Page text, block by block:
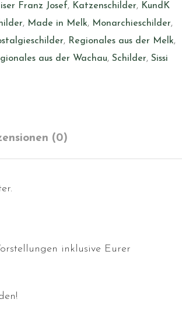
Franz Josef, Katzenschilder, KundK
, Made in Melk, Monarchieschilder,
, Regionales aus der Melk,
aus der Wachau, Schilder, Sissi
(0)
inklusive Eurer